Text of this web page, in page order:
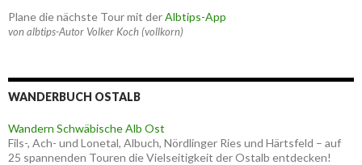
Plane die nächste Tour mit derAlbtips-App
von albtips-Autor Volker Koch (vollkorn)
WANDERBUCH OSTALB
Wandern Schwäbische Alb Ost
Fils-, Ach- und Lonetal, Albuch, Nördlinger Ries und Härtsfeld – auf
25 spannenden Touren die Vielseitigkeit der Ostalb entdecken!